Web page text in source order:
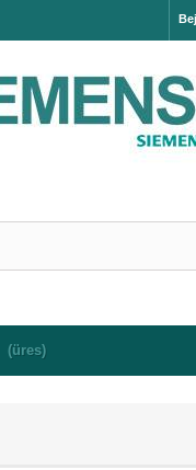
(üres)